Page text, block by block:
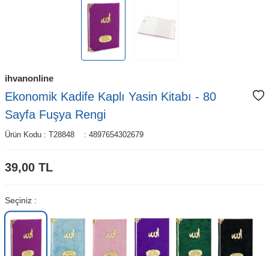
ihvanonline
Ekonomik Kadife Kaplı Yasin Kitabı - 80
Sayfa Fuşya Rengi
Ürün Kodu : T28848 : 4897654302679
39,00 TL
Seçiniz :